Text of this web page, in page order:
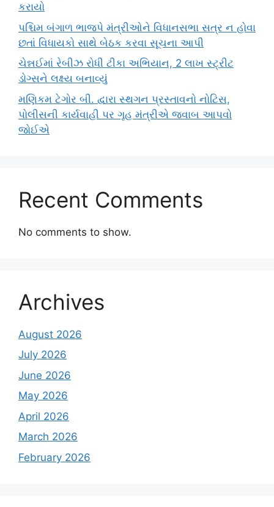
કરાયો
પશ્ચિમ બંગાળ ભાજપે મંત્રીઓને વિધાનસભા સત્ર ન હોવા
છતાં વિધાયકો સાથે બેઠક કરવા સૂચના આપી
ચેન્નઈમાં રેબીઝ રોધી ટીકા અભિયાન, 2 લાખ સ્ટ્રીટ
ડોગ્સને લક્ષ્ય બનાવ્યું
મણિકમ ટેગોર બી. દ્વારા સ્થગન પ્રસ્તાવનો નોટિસ,
પોલીસની કાર્યવાહી પર ગૃહ મંત્રીએ જવાબ આપવો
જોઈએ
Recent Comments
No comments to show.
Archives
August 2026
July 2026
June 2026
May 2026
April 2026
March 2026
February 2026